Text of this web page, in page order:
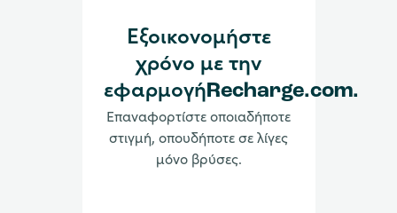
Εξοικονομήστε
χρόνο με την
εφαρμογήRecharge.com.
Επαναφορτίστε οποιαδήποτε
στιγμή, οπουδήποτε σε λίγες
μόνο βρύσες.